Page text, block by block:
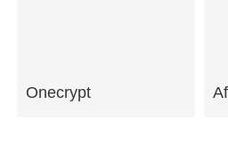
Onecrypt